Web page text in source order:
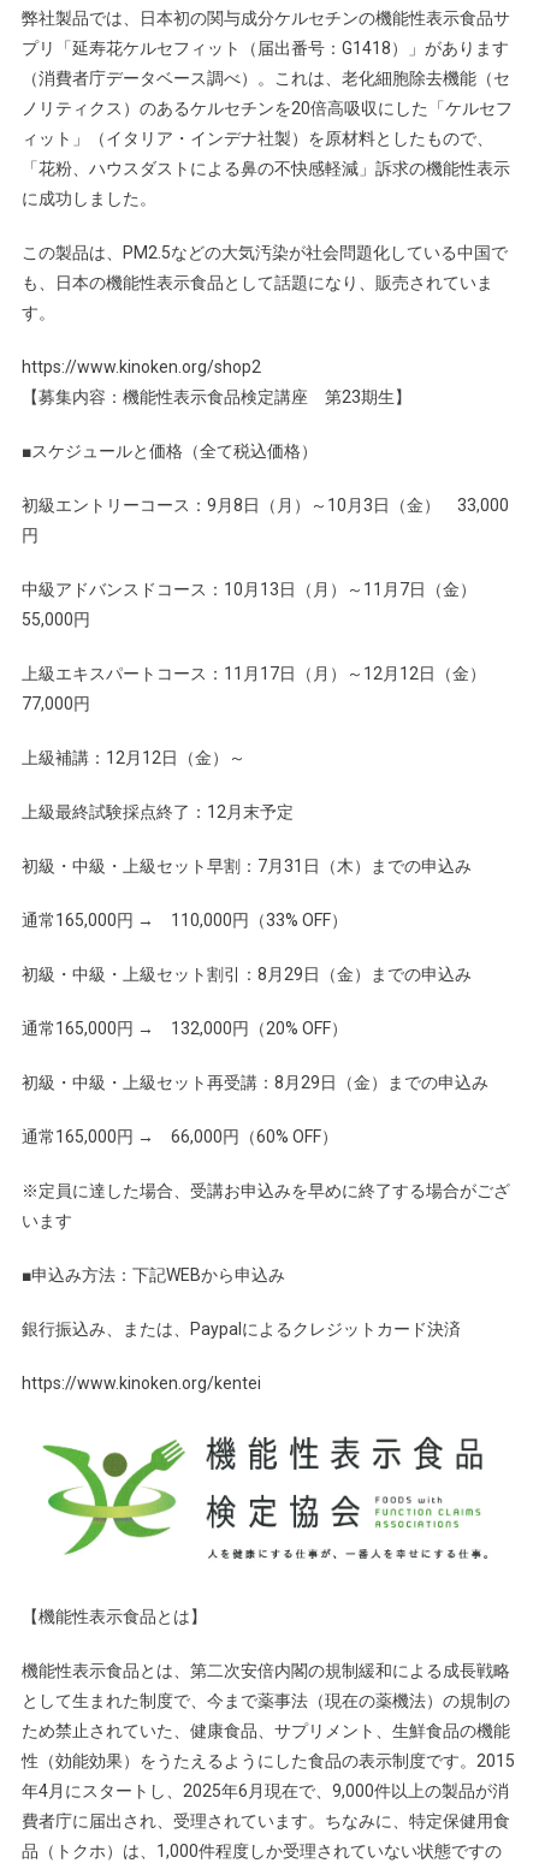
弊社製品では、日本初の関与成分ケルセチンの機能性表示食品サ
プリ「延寿花ケルセフィット（届出番号：G1418）」があります
（消費者庁データベース調べ）。これは、老化細胞除去機能（セ
ノリティクス）のあるケルセチンを20倍高吸収にした「ケルセフ
ィット」（イタリア・インデナ社製）を原材料としたもので、
「花粉、ハウスダストによる鼻の不快感軽減」訴求の機能性表示
に成功しました。
この製品は、PM2.5などの大気汚染が社会問題化している中国で
も、日本の機能性表示食品として話題になり、販売されていま
す。
https://www.kinoken.org/shop2
【募集内容：機能性表示食品検定講座 第23期生】
■スケジュールと価格（全て税込価格）
初級エントリーコース：9月8日（月）～10月3日（金） 33,000
円
中級アドバンスドコース：10月13日（月）～11月7日（金）
55,000円
上級エキスパートコース：11月17日（月）～12月12日（金）
77,000円
上級補講：12月12日（金）～
上級最終試験採点終了：12月末予定
初級・中級・上級セット早割：7月31日（木）までの申込み
通常165,000円 → 110,000円（33% OFF）
初級・中級・上級セット割引：8月29日（金）までの申込み
通常165,000円 → 132,000円（20% OFF）
初級・中級・上級セット再受講：8月29日（金）までの申込み
通常165,000円 → 66,000円（60% OFF）
※定員に達した場合、受講お申込みを早めに終了する場合がござ
います
■申込み方法：下記WEBから申込み
銀行振込み、または、Paypalによるクレジットカード決済
https://www.kinoken.org/kentei
【機能性表示食品とは】
機能性表示食品とは、第二次安倍内閣の規制緩和による成長戦略
として生まれた制度で、今まで薬事法（現在の薬機法）の規制の
ため禁止されていた、健康食品、サプリメント、生鮮食品の機能
性（効能効果）をうたえるようにした食品の表示制度です。2015
年4月にスタートし、2025年6月現在で、9,000件以上の製品が消
費者庁に届出され、受理されています。ちなみに、特定保健用食
品（トクホ）は、1,000件程度しか受理されていない状態ですの